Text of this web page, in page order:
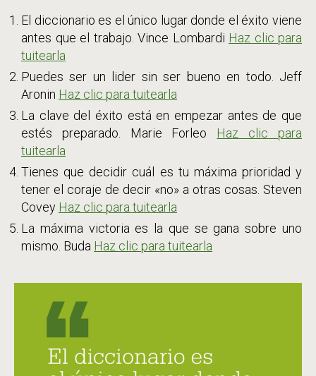
El diccionario es el único lugar donde el éxito viene
antes que el trabajo. Vince Lombardi Haz clic para
tuitearla
Puedes ser un lider sin ser bueno en todo. Jeff
Aronin Haz clic para tuitearla
La clave del éxito está en empezar antes de que
estés preparado. Marie Forleo Haz clic para
tuitearla
Tienes que decidir cuál es tu máxima prioridad y
tener el coraje de decir «no» a otras cosas. Steven
Covey Haz clic para tuitearla
La máxima victoria es la que se gana sobre uno
mismo. Buda Haz clic para tuitearla